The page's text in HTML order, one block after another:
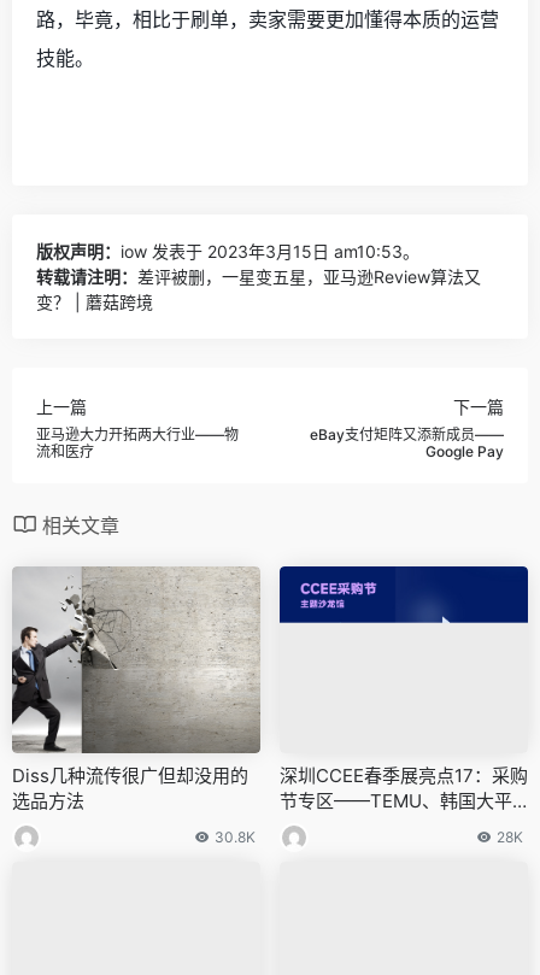
路，毕竟，相比于刷单， 卖家需要更加懂得本质的运营
技能。
版权声明： iow 发表于 2023年3月15日 am10:53。
转载请注明： 差评被删，一星变五星，亚马逊Review算法又
变？ | 蘑菇跨境
上一篇
亚马逊大力开拓两大行业——物
流和医疗
下一篇
eBay支付矩阵又添新成员——
Google Pay
相关文章
Diss几种流传很广但却没用的
选品方法
30.8K
深圳CCEE春季展亮点17：采购
节专区——TEMU、韩国大平
台直采，10亿级采购总监悉数
到场
28K